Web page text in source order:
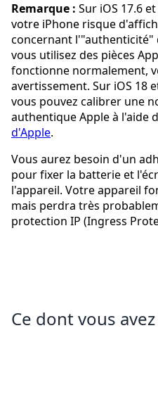
Remarque : Sur iOS 17.6
votre iPhone risque
concernant l'"authenticité"
vous utilisez des pièces
fonctionne normalement,
avertissement. Sur iOS 18
vous pouvez calibrer une
authentique Apple à l'aide
d'Apple.
Vous aurez besoin d'un
pour fixer la batterie et
l'appareil. Votre appareil
mais perdra très
protection IP (Ingress
Ce dont vous